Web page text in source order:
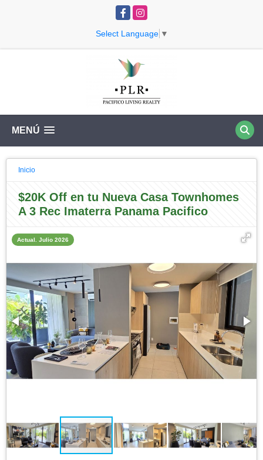
FacebookInstagram
Select Language ▼
MENÚ
Inicio
$20K Off en tu Nueva Casa Townhomes
A 3 Rec Imaterra Panama Pacifico
Actual. Julio 2026